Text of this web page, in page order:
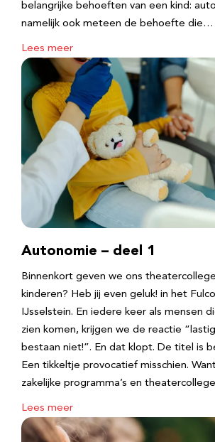
belangrijke behoeften van een kind:
namelijk ook meteen de behoefte die…
Lees meer
Autonomie – deel 1
Binnenkort geven we ons
kinderen? Heb jij even geluk! in het
IJsselstein. En iedere keer als mensen
zien komen, krijgen we de reactie
bestaan niet!”. En dat klopt. De titel is
Een tikkeltje provocatief misschien.
zakelijke programma’s en
Lees meer